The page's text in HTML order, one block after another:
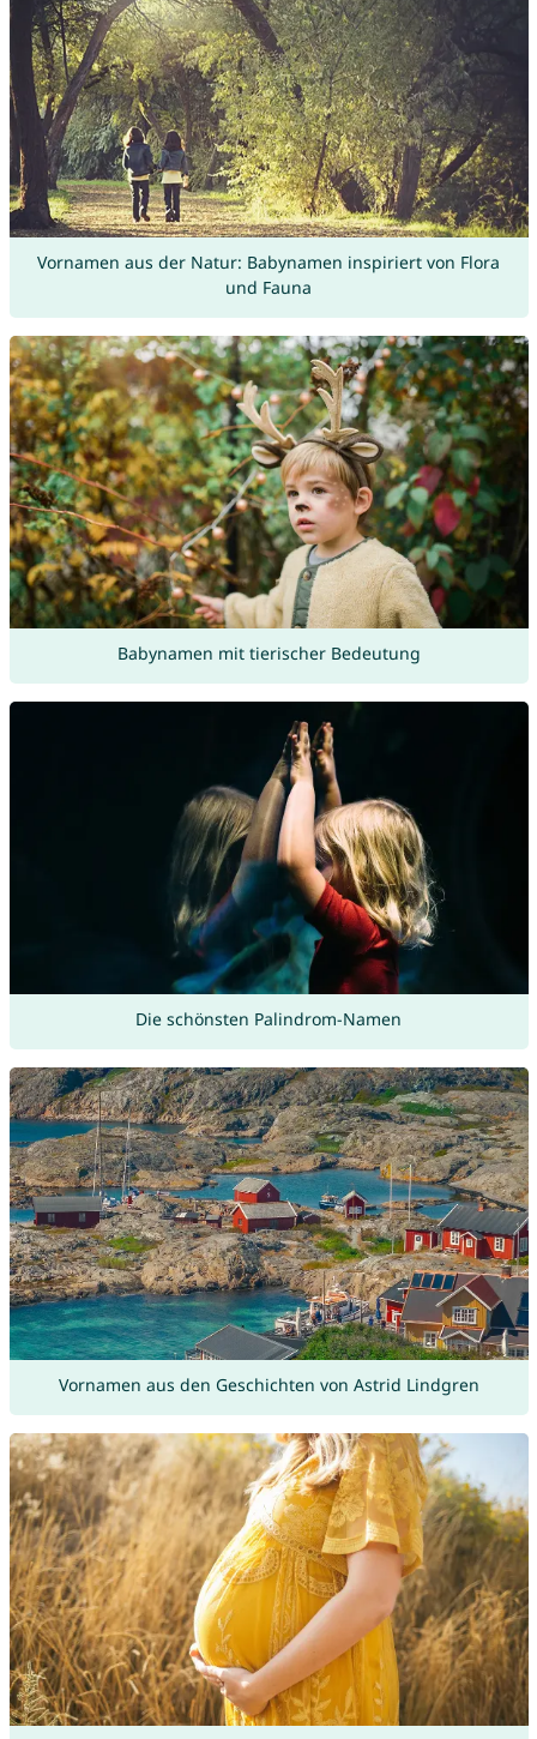
Vornamen aus der Natur: Babynamen inspiriert von Flora
und Fauna
Babynamen mit tierischer Bedeutung
Die schönsten Palindrom-Namen
Vornamen aus den Geschichten von Astrid Lindgren